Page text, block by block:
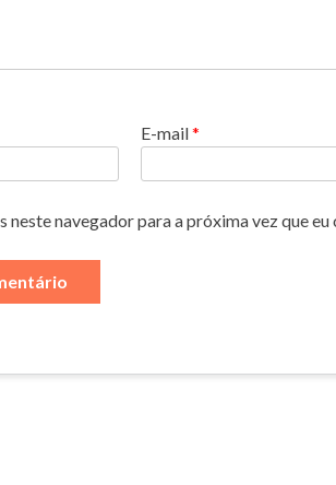
E-mail*
neste navegador para a próxima vez que eu